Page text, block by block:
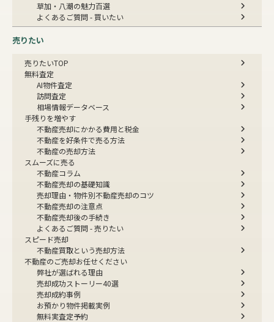
草加・八潮の魅力百選
よくあるご質問 - 買いたい
売りたい
売りたいTOP
無料査定
AI物件査定
訪問査定
相場情報データベース
手残りを増やす
不動産売却にかかる費用と税金
不動産を好条件で売る方法
不動産の売却方法
スムーズに売る
不動産コラム
不動産売却の基礎知識
売却理由・物件別不動産売却のコツ
不動産売却の注意点
不動産売却後の手続き
よくあるご質問 - 売りたい
スピード売却
不動産買取という売却方法
不動産のご売却お任せください
弊社が選ばれる理由
売却成功ストーリー40選
売却成約事例
お預かり物件掲載実例
無料実査定予約